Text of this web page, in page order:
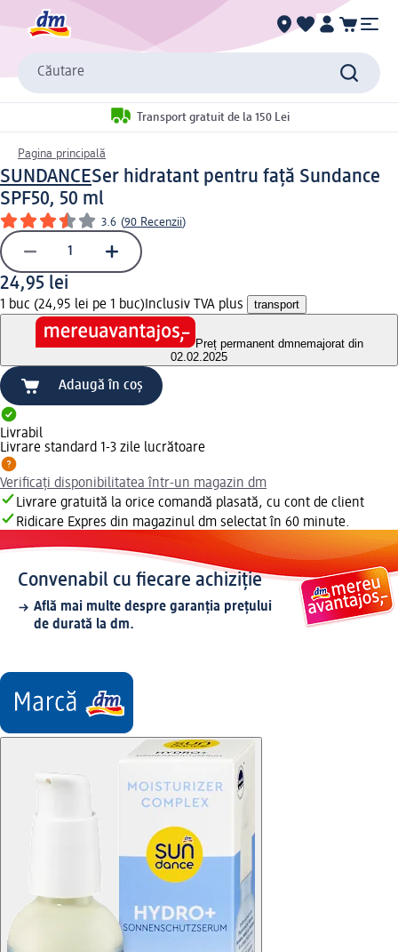
Căutare
Transport gratuit de la 150 Lei
Pagina principală
SUNDANCESer hidratant pentru față Sundance
SPF50, 50 ml
3.6 (90 Recenzii)
24,95 lei
1 buc (24,95 lei pe 1 buc) Inclusiv TVA plus transport
Preț permanent dmnemajorat din
02.02.2025
Adaugă în coș
Livrabil
Livrare standard 1-3 zile lucrătoare
Verificați disponibilitatea într-un magazin dm
Livrare gratuită la orice comandă plasată, cu cont de client
Ridicare Expres din magazinul dm selectat în 60 minute.
Convenabil cu fiecare achiziție
Află mai multe despre garanția prețului
de durată la dm.